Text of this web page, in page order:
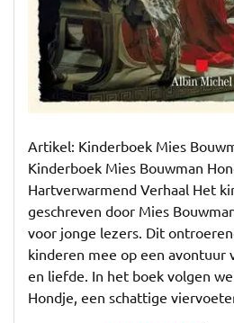
Artikel: Kinderboek Mies
Kinderboek Mies Bouwman
Hartverwarmend Verhaal Het
geschreven door Mies
voor jonge lezers. Dit
kinderen mee op een avontuur
en liefde. In het boek volgen
Hondje, een schattige